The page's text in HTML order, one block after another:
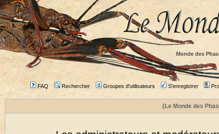
Monde des
FAQ Rechercher Groupes d'utilisateurs S'enregistrer
{Le Monde des